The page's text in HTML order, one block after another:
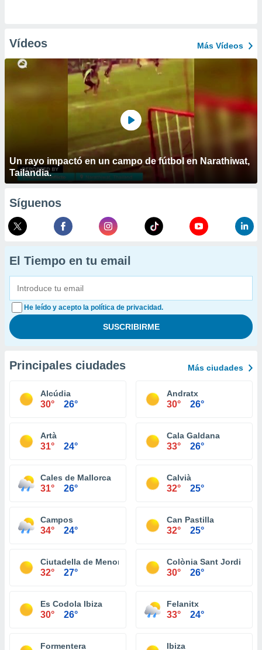
Vídeos Más Vídeos
Un rayo impactó en un campo de fútbol en Narathiwat,
Tailandia.
Síguenos
El Tiempo en tu email
He leído y acepto la política de privacidad.
Principales ciudades Más ciudades
Alcúdia
30° 26°
Andratx
30° 26°
Artà
31° 24°
Cala Galdana
33° 26°
Cales de Mallorca
31° 26°
Calvià
32° 25°
Campos
34° 24°
Can Pastilla
32° 25°
Ciutadella de Menorca
32° 27°
Colònia Sant Jordi
30° 26°
Es Codola Ibiza
30° 26°
Felanitx
33° 24°
Formentera Ibiza